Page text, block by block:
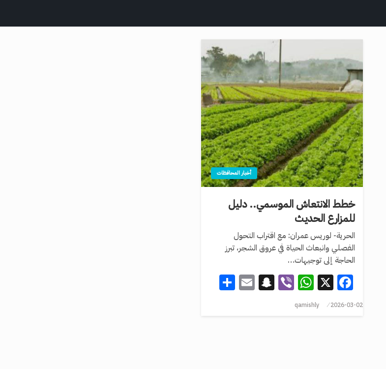
أخبار المحافظات
خطط الانتعاش الموسمي.. دليل
للمزارع الحديث
الحرية- لوريس عمران: مع اقتراب التحول
الفصلي وانبعاث الحياة في عروق الشجر، تبرز
الحاجة إلى توجيهات…
Facebook
X
WhatsApp
Viber
Snapchat
Email
2026-03-02
qamishly